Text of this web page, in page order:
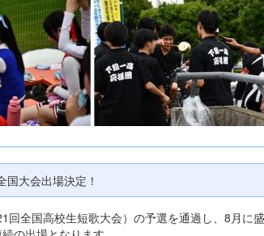
大会出場決定！
回全国高校生短歌大会）の予選を通過し、8月に